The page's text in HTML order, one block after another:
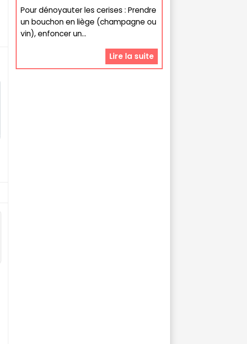
Pour dénoyauter les cerises : Prendre
un bouchon en liège (champagne ou
vin), enfoncer un...
Lire la suite